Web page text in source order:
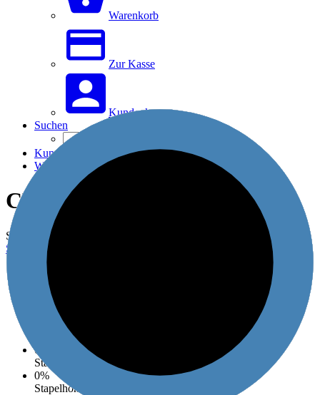
Warenkorb
Zur Kasse
Kundenkonto
Suchen
Kundenkonto
Warenkorb
CYAN UNIVERSAL
Sie sind hier:
SKALAFARBEN
0%
gängige Papiersorten
Schnellläufer
Umschlagen
0%
Stapelfähigkeit
0%
Stapelhöhe